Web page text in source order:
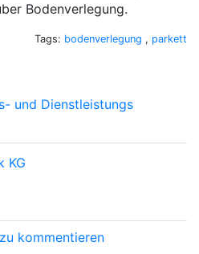
Bodenverlegung.
Tags: bodenverlegung , parkett
und Dienstleistungs
KG
kommentieren